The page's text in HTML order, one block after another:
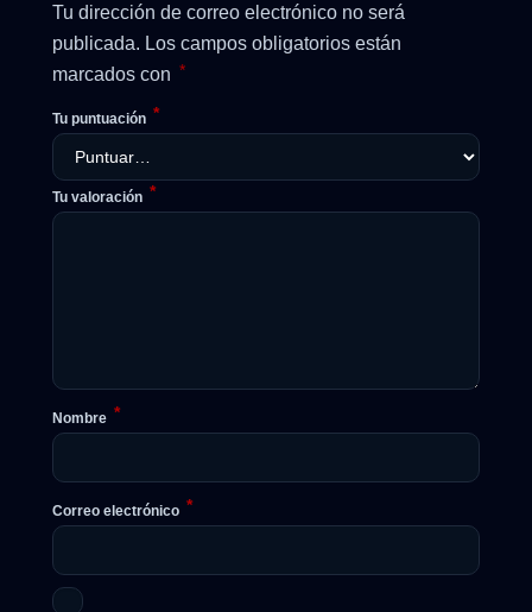
Tu dirección de correo electrónico no será
publicada. Los campos obligatorios están
marcados con *
Tu puntuación *
Tu valoración *
Nombre *
Correo electrónico *